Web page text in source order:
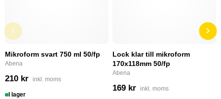
Mikroform svart 750 ml 50/fp
Abena
210 kr inkl. moms
I lager
Lock klar till mikroform
170x118mm 50/fp
Abena
169 kr inkl. moms